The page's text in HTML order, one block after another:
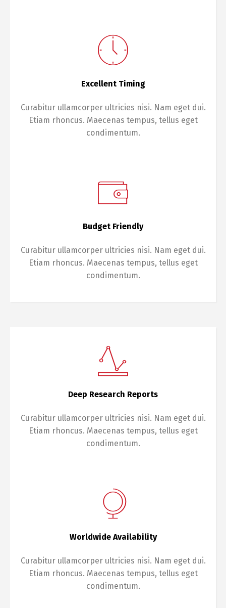
Excellent Timing
Curabitur ullamcorper ultricies nisi. Nam eget dui.
Etiam rhoncus. Maecenas tempus, tellus eget
condimentum.
Budget Friendly
Curabitur ullamcorper ultricies nisi. Nam eget dui.
Etiam rhoncus. Maecenas tempus, tellus eget
condimentum.
Deep Research Reports
Curabitur ullamcorper ultricies nisi. Nam eget dui.
Etiam rhoncus. Maecenas tempus, tellus eget
condimentum.
Worldwide Availability
Curabitur ullamcorper ultricies nisi. Nam eget dui.
Etiam rhoncus. Maecenas tempus, tellus eget
condimentum.